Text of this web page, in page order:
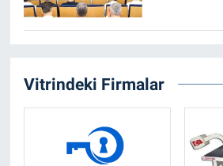
Vitrindeki Firmalar